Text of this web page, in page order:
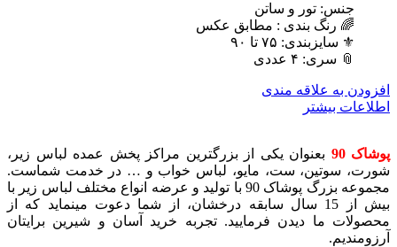
جنس: تور و ساتن
🌈 رنگ بندی : مطابق عکس
⚜️ سایزبندی: ٧۵ تا ٩٠
📎 سری: ۴ عددی
افزودن به علاقه مندی
اطلاعات بیشتر
پوشاک 90
بعنوان یکی از بزرگترین مراکز پخش عمده لباس زیر،
شورت، سوتین، ست، مایو، لباس خواب و … در خدمت شماست.
مجموعه بزرگ پوشاک 90 با تولید و عرضه انواع مختلف لباس زیر با
بیش از 15 سال سابقه درخشان، از شما دعوت مینماید که از
محصولات ما دیدن فرمایید. تجربه خرید آسان و شیرین برایتان
آرزومندیم.